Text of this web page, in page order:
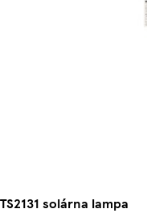
TS2131 solárna lampa